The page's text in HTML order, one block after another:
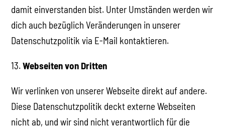
damit einverstanden bist. Unter Umständen werden wir
dich auch bezüglich Veränderungen in unserer
Datenschutzpolitik via E-Mail kontaktieren.
13.Webseiten von Dritten
Wir verlinken von unserer Webseite direkt auf andere.
Diese Datenschutzpolitik deckt externe Webseiten
nicht ab, und wir sind nicht verantwortlich für die